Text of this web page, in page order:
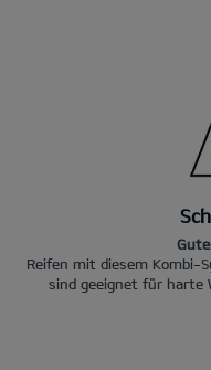
Reifen mit diesem Kombi-
sind geeignet für harte